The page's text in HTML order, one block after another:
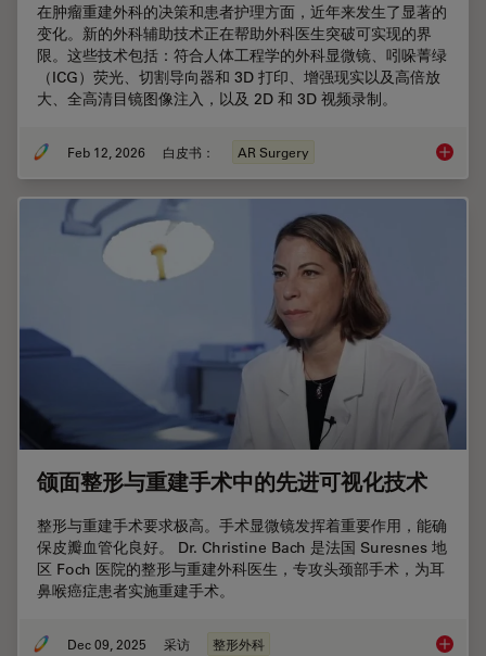
在肿瘤重建外科的决策和患者护理方面，近年来发生了显著的
变化。新的外科辅助技术正在帮助外科医生突破可实现的界
限。这些技术包括：符合人体工程学的外科显微镜、吲哚菁绿
（ICG）荧光、切割导向器和 3D 打印、增强现实以及高倍放
大、全高清目镜图像注入，以及 2D 和 3D 视频录制。
Feb 12, 2026 白皮书： AR Surgery 肿瘤重
颌面整形与重建手术中的先进可视化技术
整形与重建手术要求极高。手术显微镜发挥着重要作用，能确
保皮瓣血管化良好。 Dr. Christine Bach 是法国 Suresnes 地
区 Foch 医院的整形与重建外科医生，专攻头颈部手术，为耳
鼻喉癌症患者实施重建手术。
Dec 09, 2025 采访 整形外科 颌面整